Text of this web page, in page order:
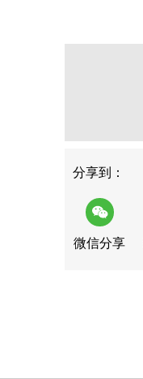
分享到：
微信分享